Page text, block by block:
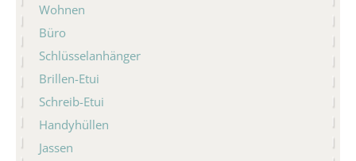
Wohnen
Büro
Schlüsselanhänger
Brillen-Etui
Schreib-Etui
Handyhüllen
Jassen